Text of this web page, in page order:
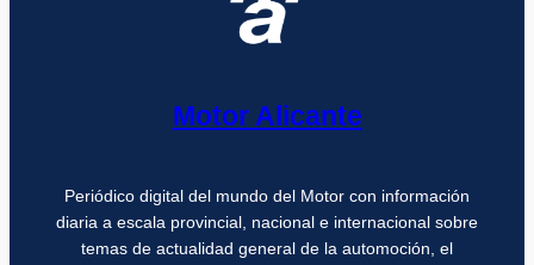
Motor Alicante
Periódico digital del mundo del Motor con información
diaria a escala provincial, nacional e internacional sobre
temas de actualidad general de la automoción, el